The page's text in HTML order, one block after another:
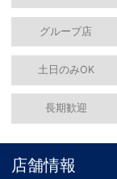
グループ店
土日のみOK
長期歓迎
店舗情報